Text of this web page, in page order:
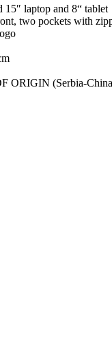
15″ laptop and 8“ tablet
two pockets with
(Serbia-China